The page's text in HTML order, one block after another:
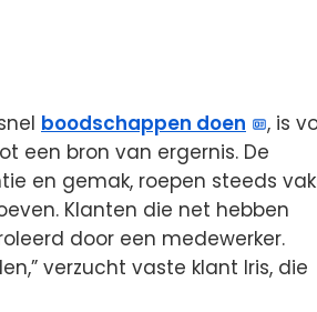
boodschappen doen
, is
een bron van ergernis. De
en gemak, roepen steeds
Klanten die net hebben
door een medewerker.
verzucht vaste klant Iris, die